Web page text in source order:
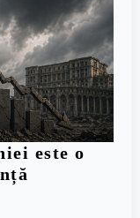
este o